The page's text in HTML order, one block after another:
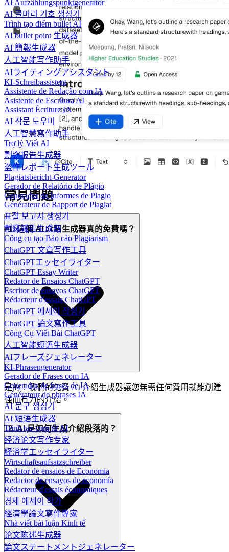
AI Aufzählungspunktgenerator
AI 글머리 기호 생성기
Trình tạo điểm bullet AI
AI bullet point 生成器
AI 簡報生成器
人工智能写作助手
AIライティングアシスタント
KI-Schreibassistent
Assistente de Redação com IA
Asistente de Escritura AI
Assistant Écriture IA
AI 작문 도우미
人工智慧寫作助手
Trợ lý Viết AI
剽窃报告生成器
盗作レポート生成ツール
Plagiatsbericht-Generator
Gerador de Relatório de Plágio
Generador de Informes de Plagio
Générateur de Rapport de Plagiat
표절 보고서 생성기
剽竊報告生成器
Công cụ tạo Báo cáo Plagiarism
ChatGPT 文章写作工具
ChatGPTエッセイライター
ChatGPT Essay Writer
Redator de Ensaios ChatGPT
Escritor de ensayos ChatGPT
Rédacteur d'essais ChatGPT
ChatGPT 에세이 작성기
ChatGPT 論文寫作工具
Công Cụ Viết Bài ChatGPT
人工智能短语生成器
AIフレーズジェネレーター
KI-Phrasengenerator
Gerador de Frases com IA
Generador de frases de IA
Générateur de phrases IA
AI 문구 생성기
AI 短语生成器
Trình tạo cụm từ AI
经济论文写作专家
経済学エッセイライター
Wirtschaftsaufsatzschreiber
Redator de ensaios de Economia
Redactor de ensayos de economía
Rédacteur d'essais économiques
경제 에세이 작가
經濟學論文寫作專家
Nhà viết bài luận Kinh tế
论文陈述生成器
論文ステートメントジェネレーター
常見問題
1. 這個 AI 介紹生成器真的免費嗎？
是的！我們的免費 AI 介紹生成器讓您無需任何費用就能創建
強而有力的介紹。
2. AI 是如何生成介紹段落的？